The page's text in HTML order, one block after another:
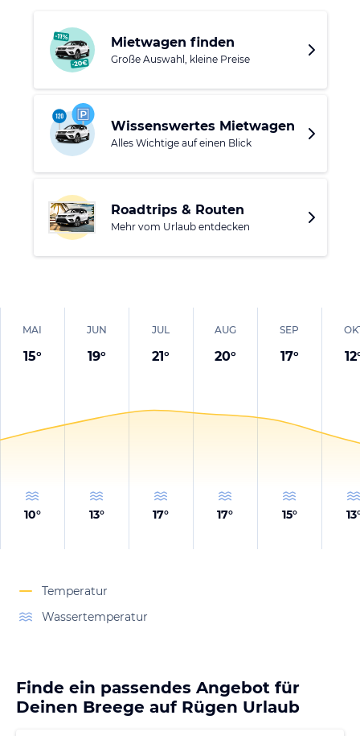
Mietwagen finden
Große Auswahl, kleine Preise
Wissenswertes Mietwagen
Alles Wichtige auf einen Blick
Roadtrips & Routen
Mehr vom Urlaub entdecken
MAI
15°
10°
JUN
19°
13°
JUL
21°
17°
AUG
20°
17°
SEP
17°
15°
12
13
Temperatur
Wassertemperatur
Finde ein passendes Angebot für
Deinen Breege auf Rügen Urlaub